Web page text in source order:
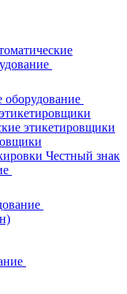
оборудование
этикетировщики
Честный знак